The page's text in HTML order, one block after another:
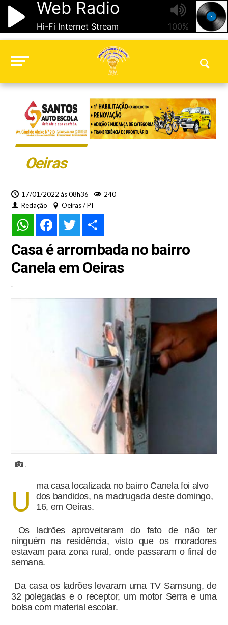
Oeiras
17/01/2022 ás 08h36
240
Redação
Oeiras / PI
WhatsAppFacebookTwitter
Casa é arrombada no bairro
Canela em Oeiras
.
.
U
ma casa localizada no bairro Canela foi alvo
dos bandidos, na madrugada deste domingo,
16, em Oeiras.
Os ladrões aproveitaram do fato de não ter
ninguém na residência, visto que os moradores
estavam para zona rural, onde passaram o final de
semana.
Da casa os ladrões levaram uma TV Samsung, de
32 polegadas e o receptor, um motor Serra e uma
bolsa com material escolar.